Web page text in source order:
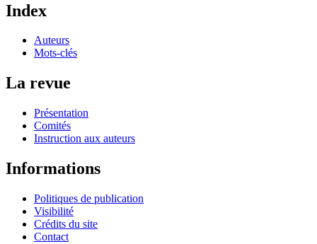
Index
Auteurs
Mots-clés
La revue
Présentation
Comités
Instruction aux auteurs
Informations
Politiques de publication
Visibilité
Crédits du site
Contact